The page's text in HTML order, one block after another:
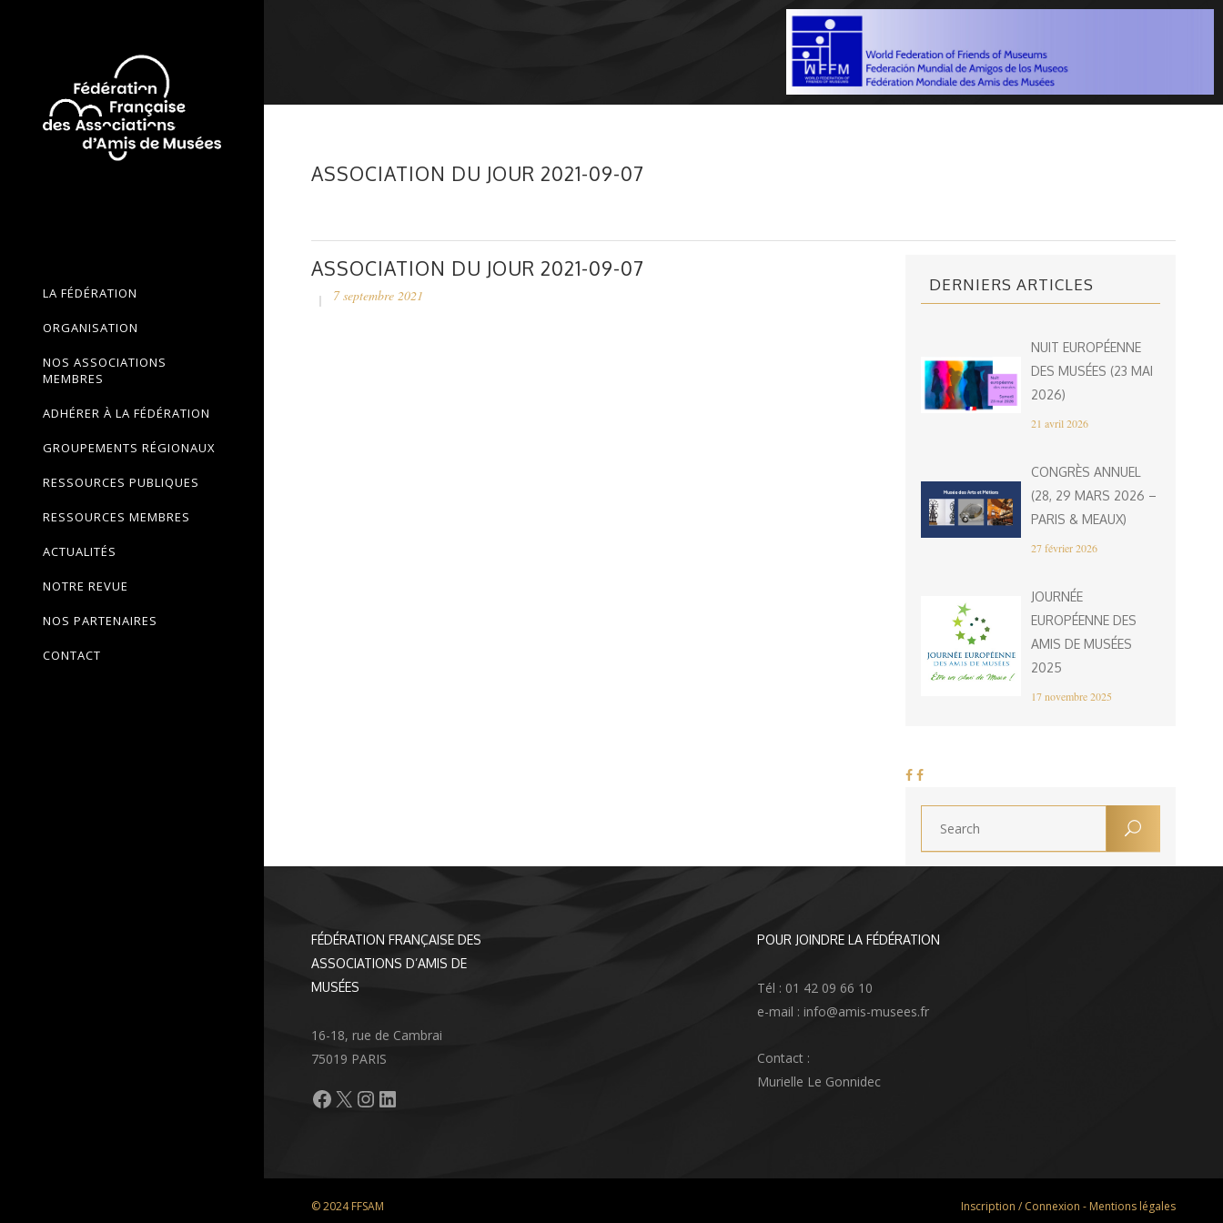
LA FÉDÉRATION
ORGANISATION
NOS ASSOCIATIONS
MEMBRES
ADHÉRER À LA FÉDÉRATION
GROUPEMENTS RÉGIONAUX
RESSOURCES PUBLIQUES
RESSOURCES MEMBRES
ACTUALITÉS
NOTRE REVUE
NOS PARTENAIRES
CONTACT
ASSOCIATION DU JOUR 2021-09-07
ASSOCIATION DU JOUR 2021-09-07
7 septembre 2021
DERNIERS ARTICLES
NUIT EUROPÉENNE
DES MUSÉES (23 MAI
2026)
21 avril 2026
CONGRÈS ANNUEL
(28, 29 MARS 2026 –
PARIS & MEAUX)
27 février 2026
JOURNÉE
EUROPÉENNE DES
AMIS DE MUSÉES
2025
17 novembre 2025
FÉDÉRATION FRANÇAISE DES
ASSOCIATIONS D’AMIS DE
MUSÉES
16-18, rue de Cambrai
75019 PARIS
Facebook
X Instagram
LinkedIn
POUR JOINDRE LA FÉDÉRATION
Tél : 01 42 09 66 10
e-mail : info@amis-musees.fr
Contact :
Murielle Le Gonnidec
© 2024 FFSAM Inscription / Connexion - Mentions légales